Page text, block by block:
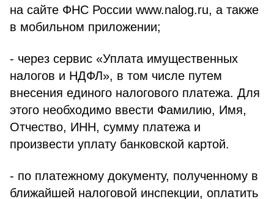
на сайте ФНС России www.nalog.ru, а также
в мобильном приложении;
- через сервис «Уплата имущественных
налогов и НДФЛ», в том числе путем
внесения единого налогового платежа. Для
этого необходимо ввести Фамилию, Имя,
Отчество, ИНН, сумму платежа и
произвести уплату банковской картой.
- по платежному документу, полученному в
ближайшей налоговой инспекции, оплатить